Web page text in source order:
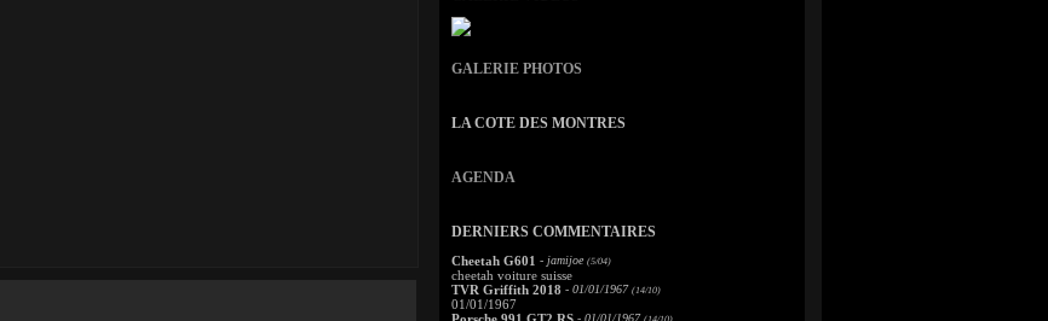
GALERIE PHOTOS
LA COTE DES MONTRES
AGENDA
DERNIERS COMMENTAIRES
Cheetah G601 - jamijoe (5/04)
cheetah voiture suisse
TVR Griffith 2018 - 01/01/1967 (14/10)
01/01/1967
- 01/01/1967